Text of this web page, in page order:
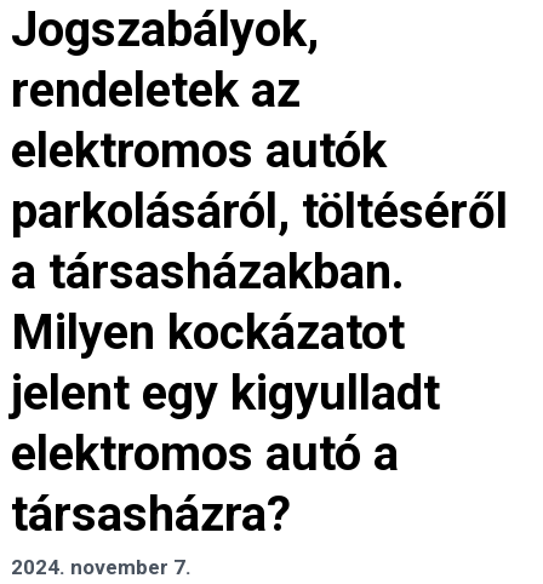
Jogszabályok,
rendeletek az
elektromos autók
parkolásáról, töltéséről
a társasházakban.
Milyen kockázatot
jelent egy kigyulladt
elektromos autó a
társasházra?
2024. november 7.